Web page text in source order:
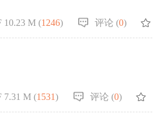
10.23 M (1246) 评论 (0)
7.31 M (1531) 评论 (0)